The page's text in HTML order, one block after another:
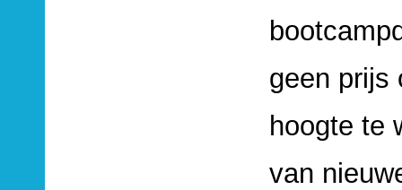
geen prijs
hoogte te
van